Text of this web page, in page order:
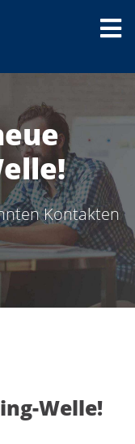
Kontakten
Welle!